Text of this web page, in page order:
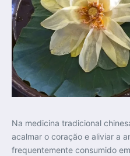
Na medicina tradicional
acalmar o coração e aliviar a
frequentemente consumido